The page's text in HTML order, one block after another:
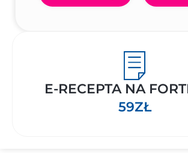
E-RECEPTA NA
59ZŁ